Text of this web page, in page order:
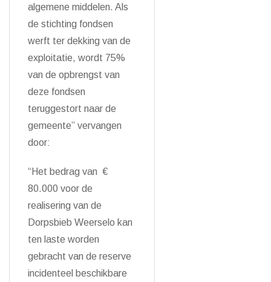
algemene middelen. Als
de stichting fondsen
werft ter dekking van de
exploitatie, wordt 75%
van de opbrengst van
deze fondsen
teruggestort naar de
gemeente” vervangen
door:
“Het bedrag van €
80.000 voor de
realisering van de
Dorpsbieb Weerselo kan
ten laste worden
gebracht van de reserve
incidenteel beschikbare